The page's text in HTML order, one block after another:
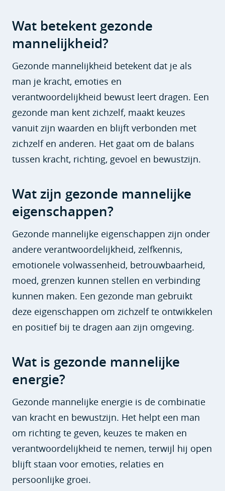
Wat betekent gezonde
mannelijkheid?
Gezonde mannelijkheid betekent dat je als
man je kracht, emoties en
verantwoordelijkheid bewust leert dragen. Een
gezonde man kent zichzelf, maakt keuzes
vanuit zijn waarden en blijft verbonden met
zichzelf en anderen. Het gaat om de balans
tussen kracht, richting, gevoel en bewustzijn.
Wat zijn gezonde mannelijke
eigenschappen?
Gezonde mannelijke eigenschappen zijn onder
andere verantwoordelijkheid, zelfkennis,
emotionele volwassenheid, betrouwbaarheid,
moed, grenzen kunnen stellen en verbinding
kunnen maken. Een gezonde man gebruikt
deze eigenschappen om zichzelf te ontwikkelen
en positief bij te dragen aan zijn omgeving.
Wat is gezonde mannelijke
energie?
Gezonde mannelijke energie is de combinatie
van kracht en bewustzijn. Het helpt een man
om richting te geven, keuzes te maken en
verantwoordelijkheid te nemen, terwijl hij open
blijft staan voor emoties, relaties en
persoonlijke groei.